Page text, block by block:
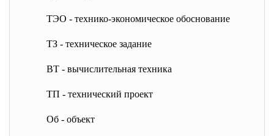
ТЭО - технико-экономическое обоснование
ТЗ - техническое задание
ВТ - вычислительная техника
ТП - технический проект
Об - объект